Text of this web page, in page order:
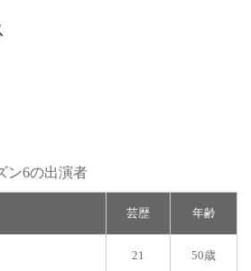
ン6の出演者
芸歴 年齢
21 50歳